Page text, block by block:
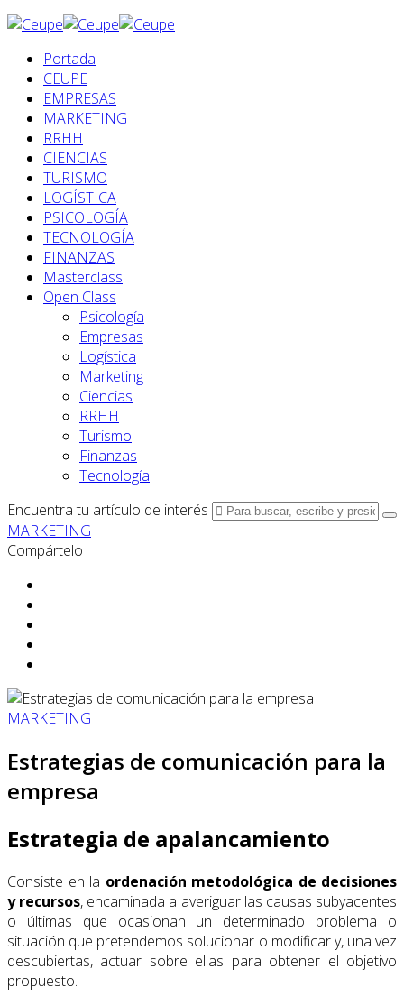
Portada
CEUPE
EMPRESAS
MARKETING
RRHH
CIENCIAS
TURISMO
LOGÍSTICA
PSICOLOGÍA
TECNOLOGÍA
FINANZAS
Masterclass
Open Class
Psicología
Empresas
Logística
Marketing
Ciencias
RRHH
Turismo
Finanzas
Tecnología
Encuentra tu artículo de interés
MARKETING
Compártelo
MARKETING
Estrategias de comunicación para la
empresa
Estrategia de apalancamiento
Consiste en la ordenación metodológica de decisiones
y recursos, encaminada a averiguar las causas subyacentes
o últimas que ocasionan un determinado problema o
situación que pretendemos solucionar o modificar y, una vez
descubiertas, actuar sobre ellas para obtener el objetivo
propuesto.